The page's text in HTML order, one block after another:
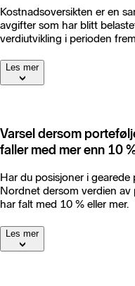
Kostnadsoversikten er en
avgifter som har blitt
verdiutvikling i perioden
Les mer
Varsel dersom
faller med mer enn 10
Har du posisjoner i
Nordnet dersom verdien
har falt med 10 % eller mer.
Les mer